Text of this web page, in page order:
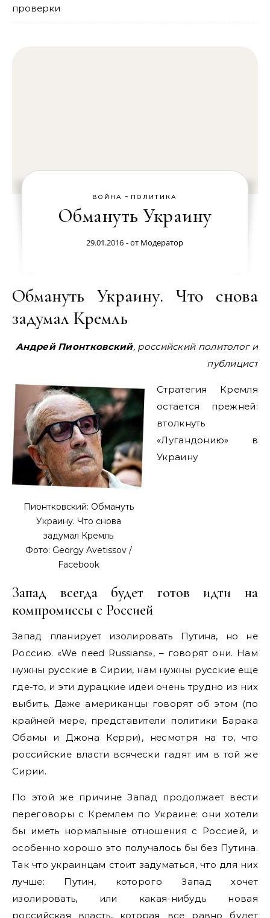
проверки
ВОЙНА - ПОЛИТИКА
Обмануть Украину
29.01.2016 - от Модератор
Обмануть Украину. Что снова
задумал Кремль
Андрей Пионтковский, российский политолог и
публицист
Пионтковский: Обмануть
Украину. Что снова
задумал Кремль
Фото: Georgy Avetissov /
Facebook
Стратегия Кремля
остается прежней:
втолкнуть
«Лугандонию» в
Украину
Запад всегда будет готов идти на
компромиссы с Россией
Запад планирует изолировать Путина, но не
Россию. «We need Russians», – говорят они. Нам
нужны русские в Сирии, нам нужны русские еще
где-то, и эти дурацкие идеи очень трудно из них
выбить. Даже американцы говорят об этом (по
крайней мере, представители политики Барака
Обамы и Джона Керри), несмотря на то, что
российские власти всячески гадят им в той же
Сирии.
По этой же причине Запад продолжает вести
переговоры с Кремлем по Украине: они хотели
бы иметь нормальные отношения с Россией, и
особенно хорошо это получалось бы без Путина.
Так что украинцам стоит задуматься, что для них
лучше: Путин, которого Запад хочет
изолировать, или какая-нибудь новая
российская власть, которая все равно будет